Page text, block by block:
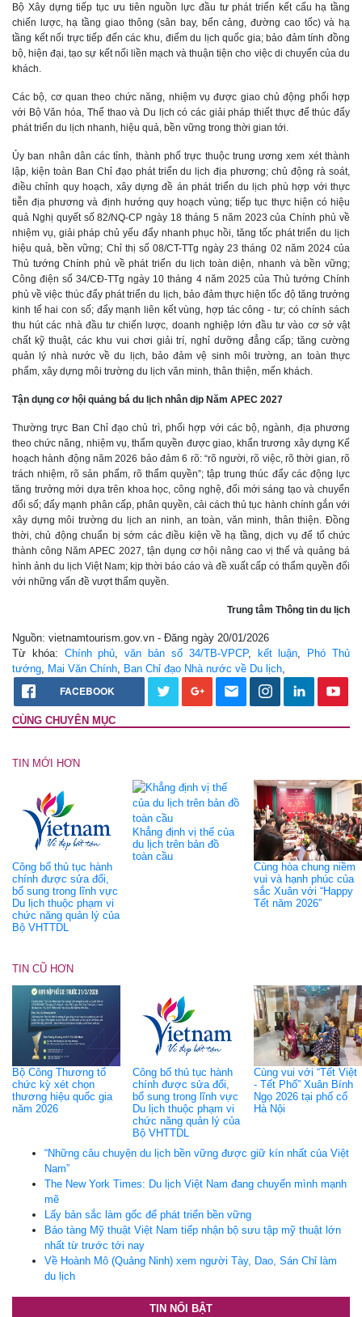
Bộ Xây dựng tiếp tục ưu tiên nguồn lực đầu tư phát triển kết cấu hạ tầng
chiến lược, hạ tầng giao thông (sân bay, bến cảng, đường cao tốc) và hạ
tầng kết nối trực tiếp đến các khu, điểm du lịch quốc gia; bảo đảm tính đồng
bộ, hiện đại, tạo sự kết nối liền mạch và thuận tiện cho việc di chuyển của du
khách.
Các bộ, cơ quan theo chức năng, nhiệm vụ được giao chủ động phối hợp
với Bộ Văn hóa, Thể thao và Du lịch có các giải pháp thiết thực để thúc đẩy
phát triển du lịch nhanh, hiệu quả, bền vững trong thời gian tới.
Ủy ban nhân dân các tỉnh, thành phố trực thuộc trung ương xem xét thành
lập, kiện toàn Ban Chỉ đạo phát triển du lịch địa phương; chủ động rà soát,
điều chỉnh quy hoạch, xây dựng đề án phát triển du lịch phù hợp với thực
tiễn địa phương và định hướng quy hoạch vùng; tiếp tục thực hiện có hiệu
quả Nghị quyết số 82/NQ-CP ngày 18 tháng 5 năm 2023 của Chính phủ về
nhiệm vụ, giải pháp chủ yếu đẩy nhanh phục hồi, tăng tốc phát triển du lịch
hiệu quả, bền vững; Chỉ thị số 08/CT-TTg ngày 23 tháng 02 năm 2024 của
Thủ tướng Chính phủ về phát triển du lịch toàn diện, nhanh và bền vững;
Công điện số 34/CĐ-TTg ngày 10 tháng 4 năm 2025 của Thủ tướng Chính
phủ về việc thúc đẩy phát triển du lịch, bảo đảm thực hiện tốc độ tăng trưởng
kinh tế hai con số; đẩy mạnh liên kết vùng, hợp tác công - tư; có chính sách
thu hút các nhà đầu tư chiến lược, doanh nghiệp lớn đầu tư vào cơ sở vật
chất kỹ thuật, các khu vui chơi giải trí, nghỉ dưỡng đẳng cấp; tăng cường
quản lý nhà nước về du lịch, bảo đảm vệ sinh môi trường, an toàn thực
phẩm, xây dựng môi trường du lịch văn minh, thân thiện, mến khách.
Tận dụng cơ hội quảng bá du lịch nhân dịp Năm APEC 2027
Thường trực Ban Chỉ đạo chủ trì, phối hợp với các bộ, ngành, địa phương
theo chức năng, nhiệm vụ, thẩm quyền được giao, khẩn trương xây dựng Kế
hoạch hành động năm 2026 bảo đảm 6 rõ: “rõ người, rõ việc, rõ thời gian, rõ
trách nhiệm, rõ sản phẩm, rõ thẩm quyền”; tập trung thúc đẩy các động lực
tăng trưởng mới dựa trên khoa học, công nghệ, đổi mới sáng tạo và chuyển
đổi số; đẩy mạnh phân cấp, phân quyền, cải cách thủ tục hành chính gắn với
xây dựng môi trường du lịch an ninh, an toàn, văn minh, thân thiện. Đồng
thời, chủ động chuẩn bị sớm các điều kiện về hạ tầng, dịch vụ để tổ chức
thành công Năm APEC 2027, tận dụng cơ hội nâng cao vị thế và quảng bá
hình ảnh du lịch Việt Nam; kịp thời báo cáo và đề xuất cấp có thẩm quyền đối
với những vấn đề vượt thẩm quyền.
Trung tâm Thông tin du lịch
Nguồn: vietnamtourism.gov.vn - Đăng ngày 20/01/2026
Từ khóa: Chính phủ ,văn bản số 34/TB-VPCP, kết luận
Phó Thủ
tướng
Mai Văn Chính Ban Chỉ đạo Nhà nước về Du lịch
FACEBOOK
CÙNG CHUYÊN MỤC
TIN MỚI HƠN
Công bố thủ tục hành
chính được sửa đổi,
bổ sung trong lĩnh vực
Du lịch thuộc phạm vi
chức năng quản lý của
Bộ VHTTDL
Khẳng định vị thế của
du lịch trên bản đồ
toàn cầu
Cùng hòa chung niềm
vui và hạnh phúc của
sắc Xuân với “Happy
Tết năm 2026”
TIN CŨ HƠN
Bộ Công Thương tổ
chức kỳ xét chọn
thương hiệu quốc gia
năm 2026
Công bố thủ tục hành
chính được sửa đổi,
bổ sung trong lĩnh vực
Du lịch thuộc phạm vi
chức năng quản lý của
Bộ VHTTDL
Cùng vui với “Tết Việt
- Tết Phố” Xuân Bính
Ngọ 2026 tại phố cổ
Hà Nội
“Những câu chuyện du lịch bền vững được giữ kín nhất của Việt
Nam”
The New York Times: Du lịch Việt Nam đang chuyển mình mạnh
mẽ
Lấy bản sắc làm gốc để phát triển bền vững
Bảo tàng Mỹ thuật Việt Nam tiếp nhận bộ sưu tập mỹ thuật lớn
nhất từ trước tới nay
Về Hoành Mô (Quảng Ninh) xem người Tày, Dao, Sán Chỉ làm
du lịch
TIN NỔI BẬT